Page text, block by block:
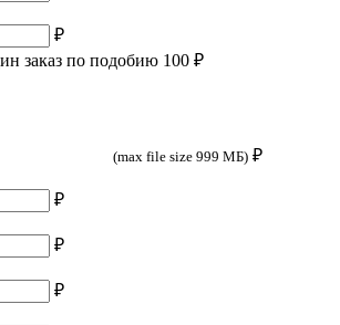
₽
заказ по подобию 100 ₽
(max file size 999 МБ) ₽
₽
₽
₽